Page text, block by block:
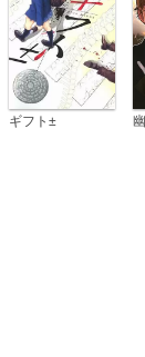
ギフト±